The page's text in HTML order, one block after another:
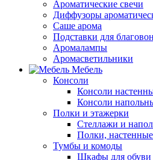
Ароматические свечи
Диффузоры
Саше арома
Подставки для
Аромалампы
Аромасветильники
Мебель
Консоли
Консоли
Консоли
Полки и этажерки
Стеллажи и
Полки,
Тумбы и комоды
Шкафы для обуви